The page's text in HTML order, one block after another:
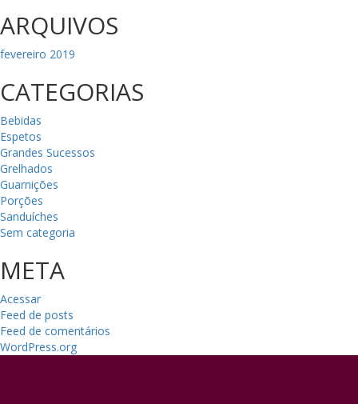
ARQUIVOS
fevereiro 2019
CATEGORIAS
Bebidas
Espetos
Grandes Sucessos
Grelhados
Guarnições
Porções
Sanduíches
Sem categoria
META
Acessar
Feed de posts
Feed de comentários
WordPress.org